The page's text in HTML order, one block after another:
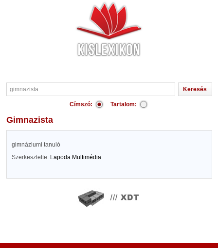
Címszó: Tartalom:
gimnazista
gimnáziumi tanuló
Szerkesztette: Lapoda Multimédia